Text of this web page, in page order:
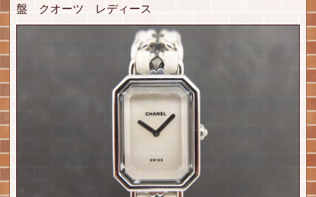
盤 クオーツ レディース